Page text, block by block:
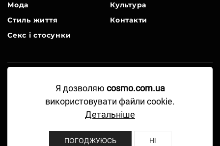
Я дозволяю cosmo.com.ua
використовувати файли cookie.
Детальніше
ПОГОДЖУЮСЬ НІ
Мода
Культура
Стиль життя
Секс і стосунки
Контакти
A Part of Hearst Digital Media
©2024-2026 Hearst Magazine Media, Inc. All
Правила користування